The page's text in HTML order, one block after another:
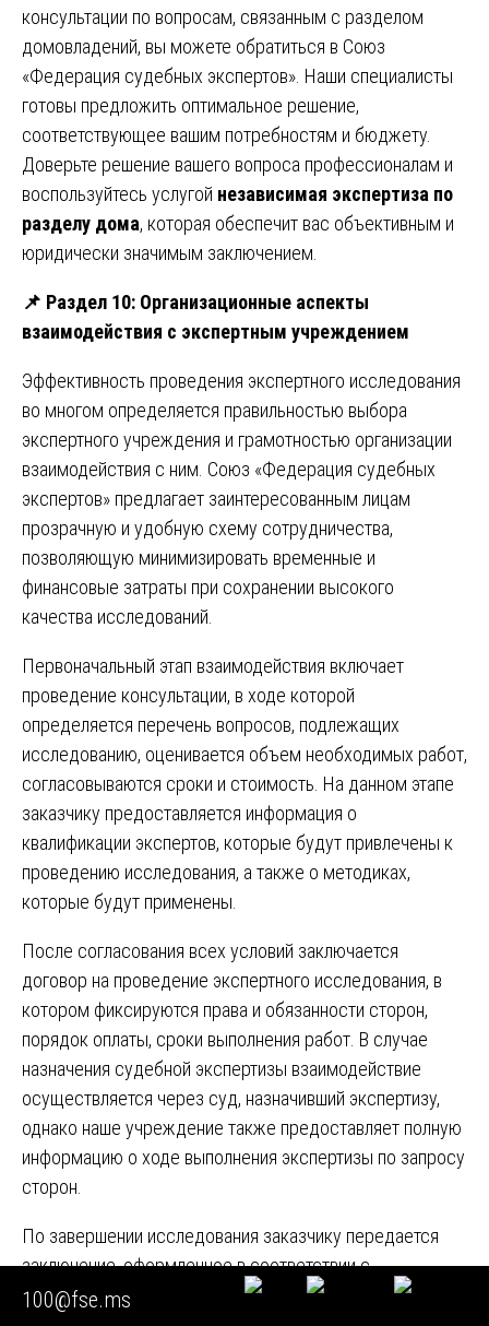
консультации по вопросам, связанным с разделом
домовладений, вы можете обратиться в Союз
«Федерация судебных экспертов». Наши специалисты
готовы предложить оптимальное решение,
соответствующее вашим потребностям и бюджету.
Доверьте решение вашего вопроса профессионалам и
воспользуйтесь услугой независимая экспертиза по
разделу дома, которая обеспечит вас объективным и
юридически значимым заключением.
📌 Раздел 10: Организационные аспекты
взаимодействия с экспертным учреждением
Эффективность проведения экспертного исследования
во многом определяется правильностью выбора
экспертного учреждения и грамотностью организации
взаимодействия с ним. Союз «Федерация судебных
экспертов» предлагает заинтересованным лицам
прозрачную и удобную схему сотрудничества,
позволяющую минимизировать временные и
финансовые затраты при сохранении высокого
качества исследований.
Первоначальный этап взаимодействия включает
проведение консультации, в ходе которой
определяется перечень вопросов, подлежащих
исследованию, оценивается объем необходимых работ,
согласовываются сроки и стоимость. На данном этапе
заказчику предоставляется информация о
квалификации экспертов, которые будут привлечены к
проведению исследования, а также о методиках,
которые будут применены.
После согласования всех условий заключается
договор на проведение экспертного исследования, в
котором фиксируются права и обязанности сторон,
порядок оплаты, сроки выполнения работ. В случае
назначения судебной экспертизы взаимодействие
осуществляется через суд, назначивший экспертизу,
однако наше учреждение также предоставляет полную
информацию о ходе выполнения экспертизы по запросу
сторон.
По завершении исследования заказчику передается
заключение, оформленное в соответствии с
установленными требованиями. В случае
100@fse.ms